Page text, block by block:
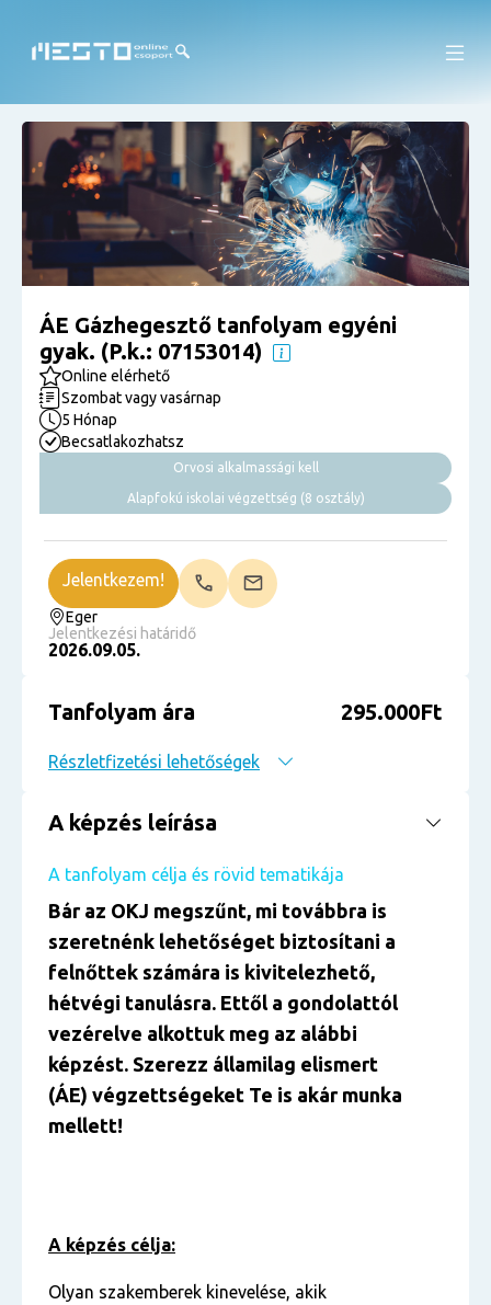
ÁE Gázhegesztő tanfolyam egyéni
gyak. (P.k.: 07153014)
Online elérhető
Szombat vagy vasárnap
5 Hónap
Becsatlakozhatsz
Orvosi alkalmassági kell
Alapfokú iskolai végzettség (8 osztály)
Eger
Jelentkezési határidő
2026.09.05.
Jelentkezem!
Tanfolyam ára 295.000Ft
Részletfizetési lehetőségek
A képzés leírása
A tanfolyam célja és rövid tematikája
Bár az OKJ megszűnt, mi továbbra is
szeretnénk lehetőséget biztosítani a
felnőttek számára is kivitelezhető,
hétvégi tanulásra. Ettől a gondolattól
vezérelve alkottuk meg az alábbi
képzést. Szerezz államilag elismert
(ÁE) végzettségeket Te is akár munka
mellett!
A képzés célja:
Olyan szakemberek kinevelése, akik